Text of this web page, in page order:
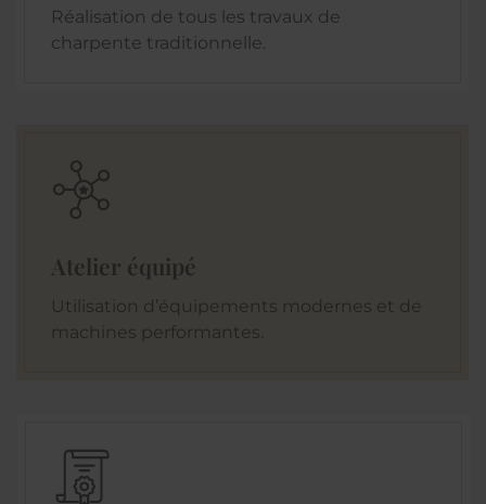
Réalisation de tous les travaux de
charpente traditionnelle.
Atelier équipé
Utilisation d’équipements modernes et de
machines performantes.